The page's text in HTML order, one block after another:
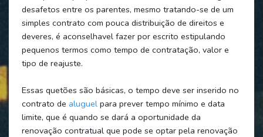
desafetos entre os parentes, mesmo tratando-se de um
simples contrato com pouca distribuição de direitos e
deveres, é aconselhavel fazer por escrito estipulando
pequenos termos como tempo de contratação, valor e
tipo de reajuste.
Essas quetões são básicas, o tempo deve ser inserido no
contrato de aluguelpara prever tempo mínimo e data
limite, que é quando se dará a oportunidade da
renovação contratual que pode se optar pela renovação